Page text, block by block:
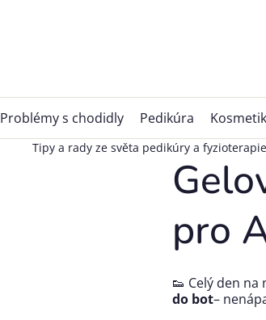
Problémy s chodidly Pedikúra
Tipy a rady ze světa pedikúry a fyzioterapie
pro
👟 Celý den
do bot–